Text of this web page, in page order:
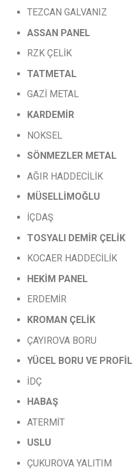
TEZCAN GALVANIZ
ASSAN PANEL
RZK ÇELİK
TATMETAL
GAZİ METAL
KARDEMİR
NOKSEL
SÖNMEZLER METAL
AĞIR HADDECİLİK
MÜSELLİMOĞLU
İÇDAŞ
TOSYALI DEMİR ÇELİK
KOCAER HADDECİLİK
HEKİM PANEL
ERDEMİR
KROMAN ÇELİK
ÇAYIROVA BORU
YÜCEL BORU VE PROFİL
İDÇ
HABAŞ
ATERMİT
USLU
ÇUKUROVA YALITIM